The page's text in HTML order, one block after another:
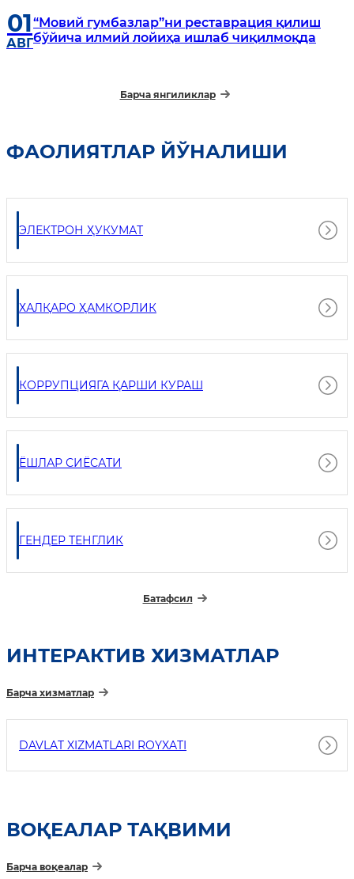
01
АВГ
“Мовий гумбазлар”ни реставрация қилиш
бўйича илмий лойиҳа ишлаб чиқилмоқда
Барча янгиликлар
ФАОЛИЯТЛАР ЙЎНАЛИШИ
ЭЛЕКТРОН ҲУКУМАТ
ХАЛҚАРО ҲАМКОРЛИК
КОРРУПЦИЯГА ҚАРШИ КУРАШ
ЁШЛАР СИЁСАТИ
ГЕНДЕР ТЕНГЛИК
Батафсил
ИНТEРАКТИВ ХИЗМАТЛАР
Барча хизматлар
DAVLAT XIZMATLARI ROYXATI
ВОҚЕАЛАР ТАҚВИМИ
Барча воқеалар